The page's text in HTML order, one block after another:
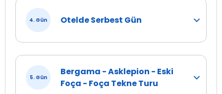
4. Gün Otelde Serbest Gün
5. Gün
Bergama - Asklepion - Eski
Foça - Foça Tekne Turu